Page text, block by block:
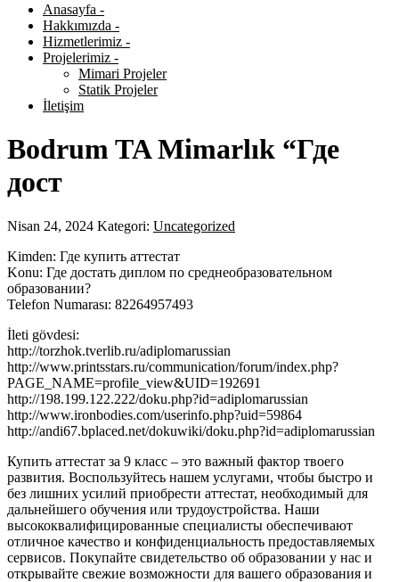
Anasayfa -
Hakkımızda -
Hizmetlerimiz -
Projelerimiz -
Mimari Projeler
Statik Projeler
İletişim
Bodrum TA Mimarlık “Где
дост
Nisan 24, 2024 Kategori: Uncategorized
Kimden: Где купить аттестат
Konu: Где достать диплом по среднеобразовательном
образовании?
Telefon Numarası: 82264957493
İleti gövdesi:
http://torzhok.tverlib.ru/adiplomarussian
http://www.printsstars.ru/communication/forum/index.php?
PAGE_NAME=profile_view&UID=192691
http://198.199.122.222/doku.php?id=adiplomarussian
http://www.ironbodies.com/userinfo.php?uid=59864
http://andi67.bplaced.net/dokuwiki/doku.php?id=adiplomarussian
Купить аттестат за 9 класс – это важный фактор твоего
развития. Воспользуйтесь нашем услугами, чтобы быстро и
без лишних усилий приобрести аттестат, необходимый для
дальнейшего обучения или трудоустройства. Наши
высококвалифицированные специалисты обеспечивают
отличное качество и конфиденциальность предоставляемых
сервисов. Покупайте свидетельство об образовании у нас и
открывайте свежие возможности для вашего образования и